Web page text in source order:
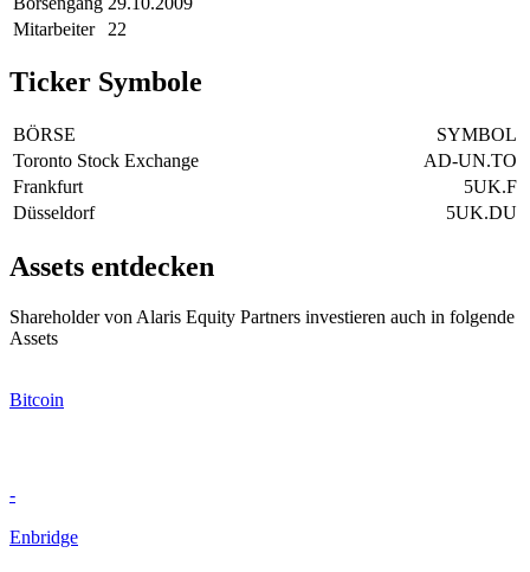
Mitarbeiter
22
Ticker Symbole
BÖRSE
SYMBOL
Toronto Stock Exchange
AD-UN.TO
Frankfurt
5UK.F
Düsseldorf
5UK.DU
Assets entdecken
Shareholder von Alaris Equity Partners investieren auch in folgende
Assets
Bitcoin
-
Enbridge